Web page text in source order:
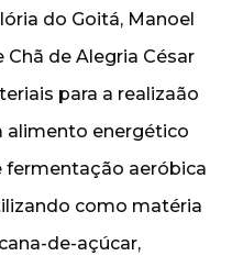
do Goitá, Manoel
Chã de Alegria César
para a realizaão
alimento energético
aeróbica
como matéria
de-açúcar,